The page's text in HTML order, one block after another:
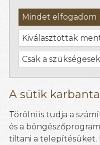
Mindet elfogadom
Kiválasztottak
Csak a szükségesek
A sütik
Törölni is tudja a
és a
tiltani a telepítésüket.